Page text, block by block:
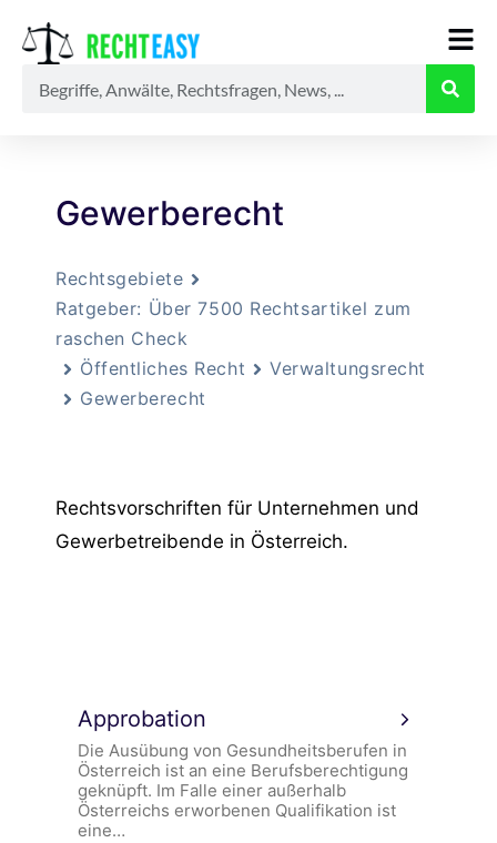
Gewerberecht
Rechtsgebiete
Ratgeber: Über 7500 Rechtsartikel zum
raschen Check
Öffentliches Recht
Verwaltungsrecht
Gewerberecht
Rechtsvorschriften für Unternehmen und
Gewerbetreibende in Österreich.
Approbation
Die Ausübung von Gesundheitsberufen in
Österreich ist an eine Berufsberechtigung
geknüpft. Im Falle einer außerhalb
Österreichs erworbenen Qualifikation ist
eine…